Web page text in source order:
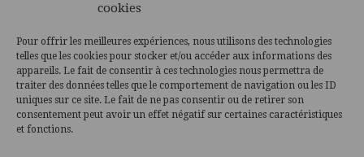
cookies
Pour offrir les meilleures expériences, nous utilisons des technologies
telles que les cookies pour stocker et/ou accéder aux informations des
appareils. Le fait de consentir à ces technologies nous permettra de
traiter des données telles que le comportement de navigation ou les ID
uniques sur ce site. Le fait de ne pas consentir ou de retirer son
consentement peut avoir un effet négatif sur certaines caractéristiques
et fonctions.